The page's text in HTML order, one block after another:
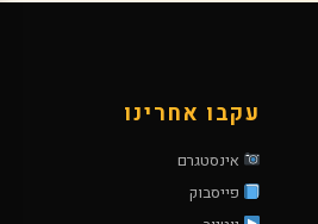
עקבו אחרינו
אינסטגרם
פייסבוק